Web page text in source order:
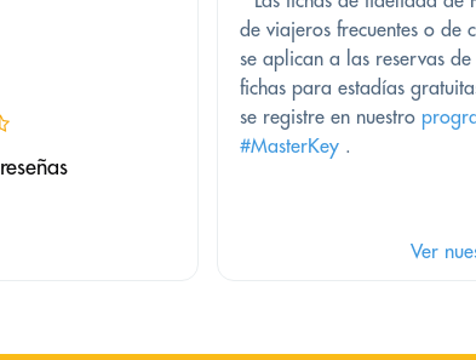
de viajeros frecuentes o de
se aplican a las reservas
fichas para estadías
se registre en nuestro
#MasterKey .
Ver